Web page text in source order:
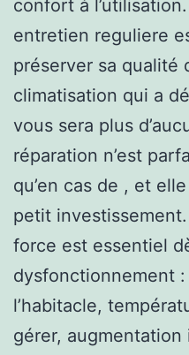
confort à
entretien reguliere
préserver sa qualité
climatisation qui a
vous sera plus
réparation n’est
qu’en cas de , et
petit
force est essentiel
dysfonctionnement
l’habitacle,
gérer,